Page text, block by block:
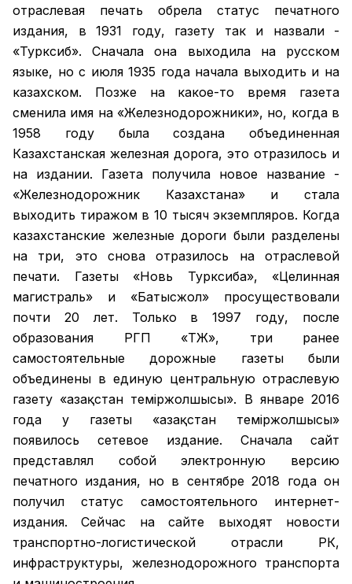
отраслевая печать обрела статус печатного
издания, в 1931 году, газету так и назвали -
«Турксиб». Сначала она выходила на русском
языке, но с июля 1935 года начала выходить и на
казахском. Позже на какое-то время газета
сменила имя на «Железнодорожники», но, когда в
1958 году была создана объединенная
Казахстанская железная дорога, это отразилось и
на издании. Газета получила новое название -
«Железнодорожник Казахстана» и стала
выходить тиражом в 10 тысяч экземпляров. Когда
казахстанские железные дороги были разделены
на три, это снова отразилось на отраслевой
печати. Газеты «Новь Турксиба», «Целинная
магистраль» и «Батысжол» просуществовали
почти 20 лет. Только в 1997 году, после
образования РГП «ҚТЖ», три ранее
самостоятельные дорожные газеты были
объединены в единую центральную отраслевую
газету «Қазақстан темiржолшысы». В январе 2016
года у газеты «Қазақстан теміржолшысы»
появилось сетевое издание. Сначала сайт
представлял собой электронную версию
печатного издания, но в сентябре 2018 года он
получил статус самостоятельного интернет-
издания. Сейчас на сайте выходят новости
транспортно-логистической отрасли РК,
инфраструктуры, железнодорожного транспорта